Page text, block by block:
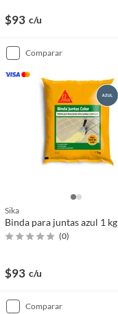
$93 c/u
comparar
Sika
Binda para juntas azul 1 kg
(0)
$93 c/u
comparar